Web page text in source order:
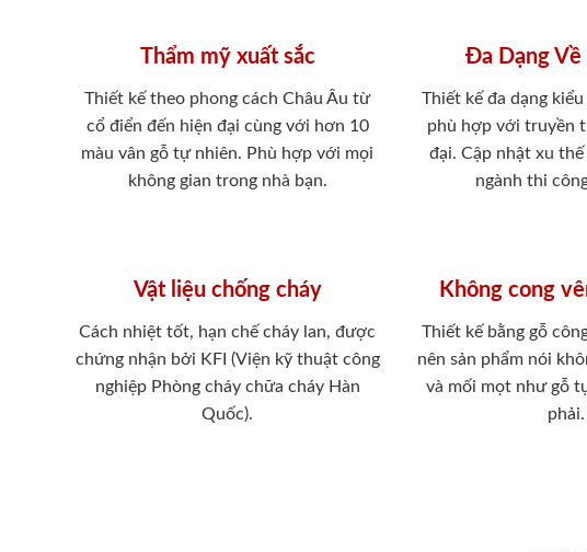
Thẩm mỹ xuất sắc
Thiết kế theo phong cách Châu Âu từ
cổ điển đến hiện đại cùng với hơn 10
màu vân gỗ tự nhiên. Phù hợp với mọi
không gian trong nhà bạn.
Đa Dạng Về
Thiết kế đa dạng
phù hợp với truyền
đại. Cập nhật xu
ngành thi
Vật liệu chống cháy
Cách nhiệt tốt, hạn chế cháy lan, được
chứng nhận bởi KFI (Viện kỹ thuật công
nghiệp Phòng cháy chữa cháy Hàn
Quốc).
Không cong
Thiết kế bằng gỗ
nên sản phẩm nói
và mối mọt như gỗ
phải.